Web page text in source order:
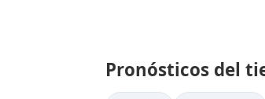
Pronósticos del